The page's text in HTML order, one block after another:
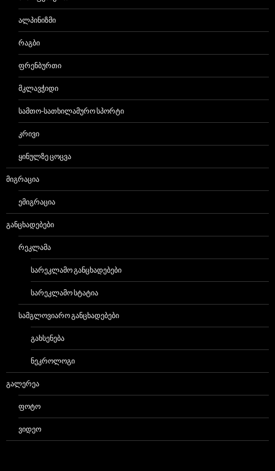
ᲐᲚᲞᲘᲜᲘᲖᲛᲘ
ᲠᲐᲒᲑᲘ
ᲤᲠᲔᲜᲑᲣᲠᲗᲘ
ᲛᲙᲚᲐᲕᲭᲘᲓᲘ
ᲡᲐᲛᲗᲝ-ᲡᲐᲗᲮᲘᲚᲐᲛᲣᲠᲝ ᲡᲞᲝᲠᲢᲘ
ᲙᲠᲘᲕᲘ
ᲧᲘᲜᲣᲚᲖᲔ ᲪᲝᲪᲕᲐ
ᲛᲘᲒᲠᲐᲪᲘᲐ
ᲔᲛᲘᲒᲠᲐᲪᲘᲐ
ᲒᲐᲜᲪᲮᲐᲓᲔᲑᲔᲑᲘ
ᲠᲔᲙᲚᲐᲛᲐ
ᲡᲐᲠᲔᲙᲚᲐᲛᲝ ᲒᲐᲜᲪᲮᲐᲓᲔᲑᲔᲑᲘ
ᲡᲐᲠᲔᲙᲚᲐᲛᲝ ᲡᲢᲐᲢᲘᲐ
ᲡᲐᲛᲒᲚᲝᲕᲘᲐᲠᲝ ᲒᲐᲜᲪᲮᲐᲓᲔᲑᲔᲑᲘ
ᲒᲐᲮᲡᲔᲜᲔᲑᲐ
ᲜᲔᲙᲠᲝᲚᲝᲒᲘ
ᲒᲐᲚᲔᲠᲔᲐ
ᲤᲝᲢᲝ
ᲕᲘᲓᲔᲝ